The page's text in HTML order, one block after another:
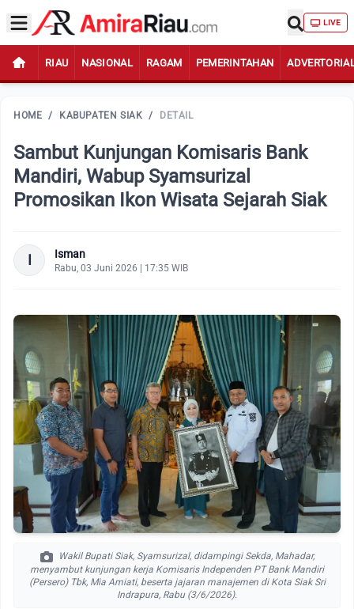
LIVE
RIAU NASIONAL RAGAM PEMERINTAHAN
HOME / KABUPATEN SIAK / DETAIL
Sambut Kunjungan Komisaris Bank
Mandiri, Wabup Syamsurizal
Promosikan Ikon Wisata Sejarah Siak
I Isman
Rabu, 03 Juni 2026 | 17:35 WIB
Wakil Bupati Siak, Syamsurizal, didampingi Sekda, Mahadar,
menyambut kunjungan kerja Komisaris Independen PT Bank Mandiri
(Persero) Tbk, Mia Amiati, beserta jajaran manajemen di Kota Siak Sri
Indrapura, Rabu (3/6/2026).